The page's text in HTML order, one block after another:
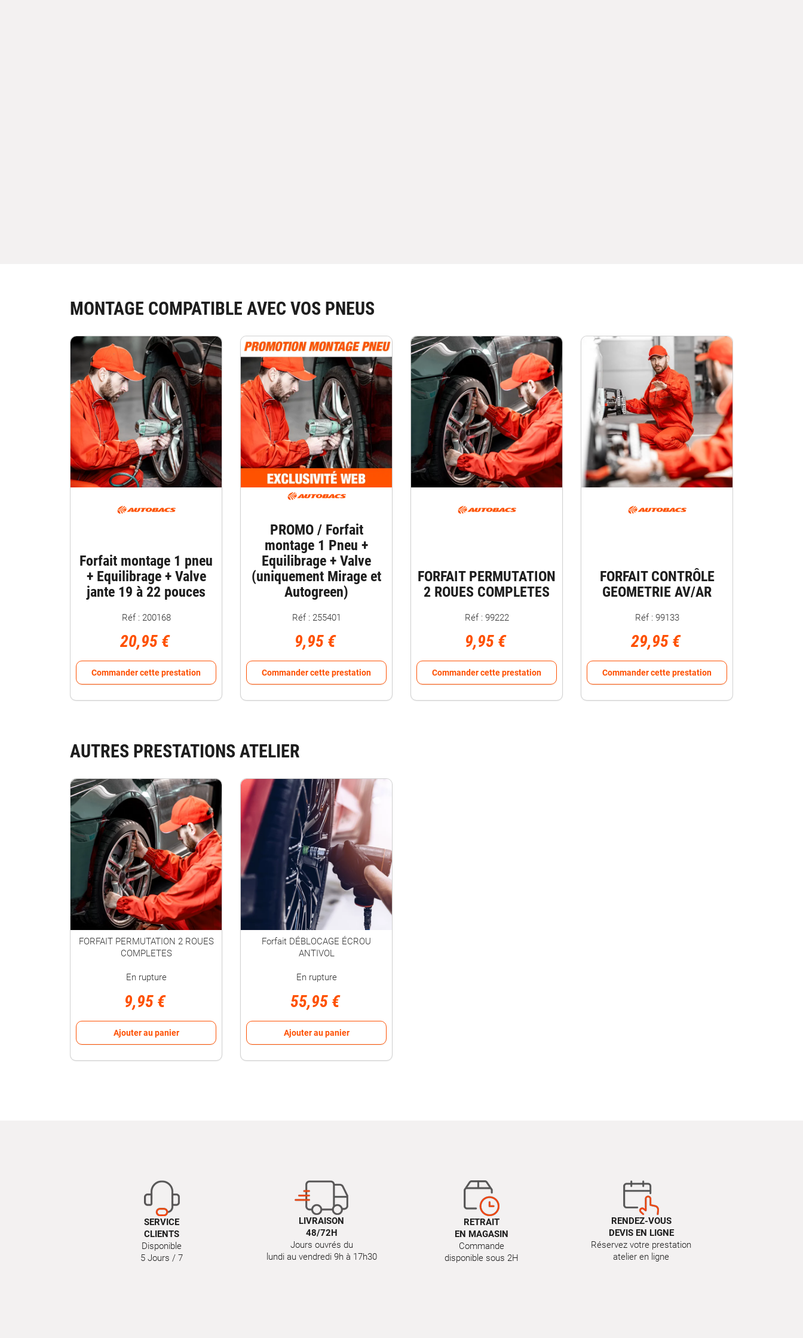
MONTAGE COMPATIBLE AVEC VOS PNEUS
Forfait montage 1 pneu
+ Equilibrage + Valve
jante 19 à 22 pouces
Réf : 200168
20,95 €
Commander cette prestation
PROMO / Forfait
montage 1 Pneu +
Equilibrage + Valve
(uniquement Mirage et
Autogreen)
Réf : 255401
9,95 €
Commander cette prestation
FORFAIT PERMUTATION
2 ROUES COMPLETES
Réf : 99222
9,95 €
Commander cette prestation
FORFAIT CONTRÔLE
GEOMETRIE AV/AR
Réf : 99133
29,95 €
Commander cette prestation
AUTRES PRESTATIONS ATELIER
FORFAIT PERMUTATION 2 ROUES
COMPLETES
En rupture
9,95 €
Ajouter au panier
Forfait DÉBLOCAGE ÉCROU
ANTIVOL
En rupture
55,95 €
Ajouter au panier
SERVICE
CLIENTS
Disponible
5 Jours / 7
LIVRAISON
48/72H
Jours ouvrés du
lundi au vendredi 9h à 17h30
RETRAIT
EN MAGASIN
Commande
disponible sous 2H
RENDEZ-VOUS
DEVIS EN LIGNE
Réservez votre prestation
atelier en ligne